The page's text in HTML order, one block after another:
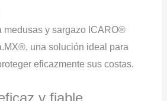
medusas y sargazo ICARO®
una solución ideal para
eficazmente sus costas.
y fiable